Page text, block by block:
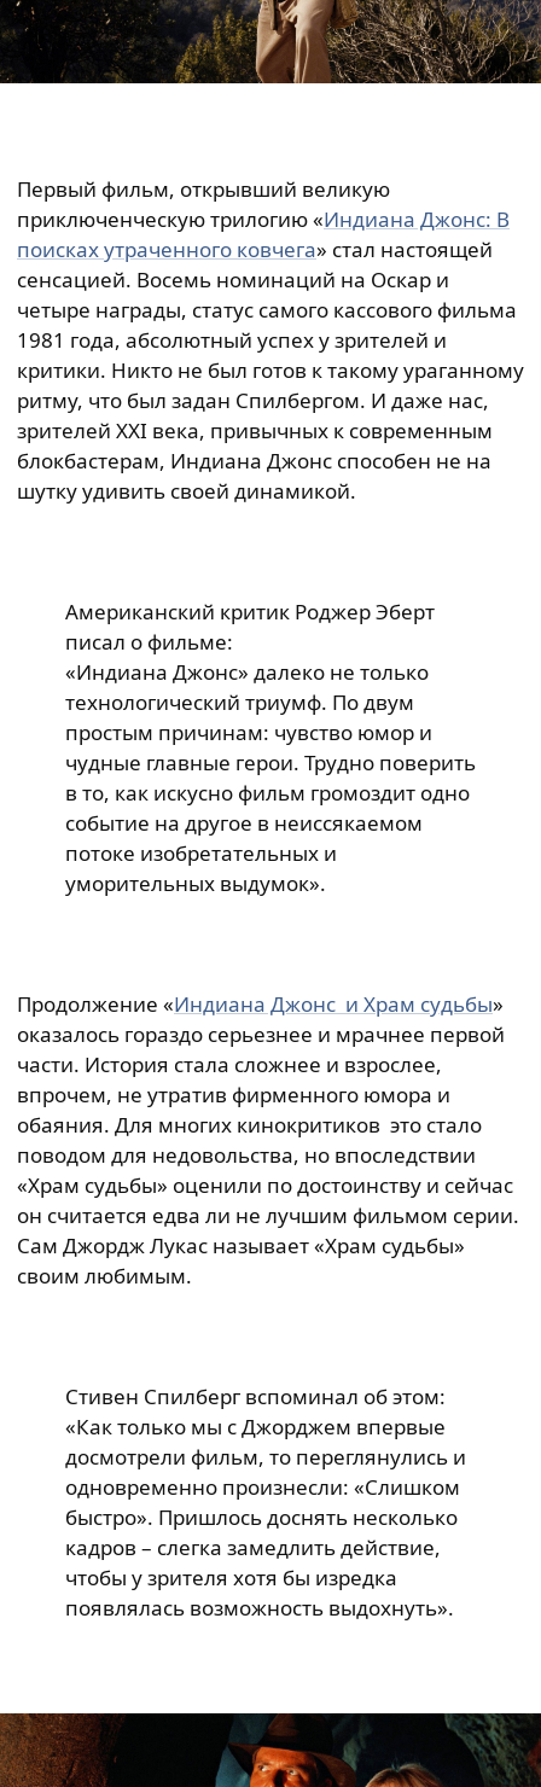
Первый фильм, открывший великую
приключенческую трилогию «Индиана Джонс: В
поисках утраченного ковчега» стал настоящей
сенсацией. Восемь номинаций на Оскар и
четыре награды, статус самого кассового фильма
1981 года, абсолютный успех у зрителей и
критики. Никто не был готов к такому ураганному
ритму, что был задан Спилбергом. И даже нас,
зрителей XXI века, привычных к современным
блокбастерам, Индиана Джонс способен не на
шутку удивить своей динамикой.
Американский критик Роджер Эберт
писал о фильме:
«Индиана Джонс» далеко не только
технологический триумф. По двум
простым причинам: чувство юмор и
чудные главные герои. Трудно поверить
в то, как искусно фильм громоздит одно
событие на другое в неиссякаемом
потоке изобретательных и
уморительных выдумок».
Продолжение «Индиана Джонс и Храм судьбы»
оказалось гораздо серьезнее и мрачнее первой
части. История стала сложнее и взрослее,
впрочем, не утратив фирменного юмора и
обаяния. Для многих кинокритиков это стало
поводом для недовольства, но впоследствии
«Храм судьбы» оценили по достоинству и сейчас
он считается едва ли не лучшим фильмом серии.
Сам Джордж Лукас называет «Храм судьбы»
своим любимым.
Стивен Спилберг вспоминал об этом:
«Как только мы с Джорджем впервые
досмотрели фильм, то переглянулись и
одновременно произнесли: «Слишком
быстро». Пришлось доснять несколько
кадров – слегка замедлить действие,
чтобы у зрителя хотя бы изредка
появлялась возможность выдохнуть».